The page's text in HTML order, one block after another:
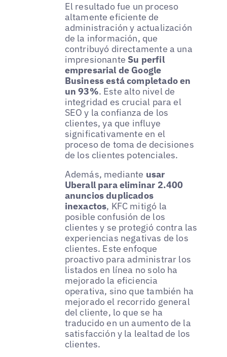
El resultado fue un proceso
altamente eficiente de
administración y actualización
de la información, que
contribuyó directamente a una
impresionante Su perfil
empresarial de Google
Business está completado en
un 93%. Este alto nivel de
integridad es crucial para el
SEO y la confianza de los
clientes, ya que influye
significativamente en el
proceso de toma de decisiones
de los clientes potenciales.
Además, mediante usar
Uberall para eliminar 2.400
anuncios duplicados
inexactos, KFC mitigó la
posible confusión de los
clientes y se protegió contra las
experiencias negativas de los
clientes. Este enfoque
proactivo para administrar los
listados en línea no solo ha
mejorado la eficiencia
operativa, sino que también ha
mejorado el recorrido general
del cliente, lo que se ha
traducido en un aumento de la
satisfacción y la lealtad de los
clientes.